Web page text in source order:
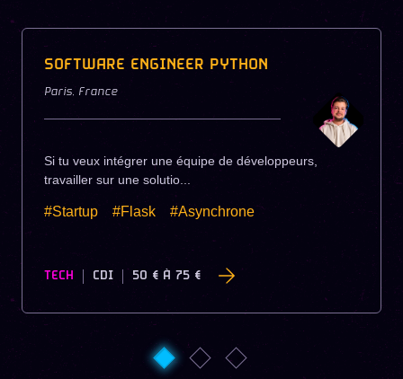
SOFTWARE ENGINEER PYTHON
Paris, France
Si tu veux intégrer une équipe de développeurs,
travailler sur une solutio...
#Startup #Flask #Asynchrone
TECH CDI 50 € À 75 €